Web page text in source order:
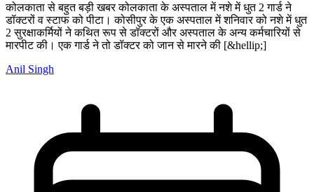
कोलकाता से बहुत बड़ी खबर कोलकाता के अस्पताल में नशे में धुत 2 गार्ड ने
डॉक्टरों व स्टाफ को पीटा। कोसीपुर के एक अस्पताल में शनिवार को नशे में धुत
2 सुरक्षाकर्मियों ने कथित रूप से डॉक्टरों और अस्पताल के अन्य कर्मचारियों से
मारपीट की। एक गार्ड ने तो डॉक्टर को जान से मारने की [&hellip;]
Anil Singh